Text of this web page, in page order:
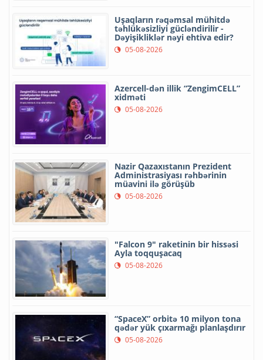
Uşaqların rəqəmsal mühitdə
təhlükəsizliyi gücləndirilir -
Dəyişikliklər nəyi ehtiva edir?
05-08-2026
Azercell-dən illik “ZengimCELL”
xidməti
05-08-2026
Nazir Qazaxıstanın Prezident
Administrasiyası rəhbərinin
müavini ilə görüşüb
05-08-2026
"Falcon 9" raketinin bir hissəsi
Ayla toqquşacaq
05-08-2026
“SpaceX” orbitə 10 milyon tona
qədər yük çıxarmağı planlaşdırır
05-08-2026